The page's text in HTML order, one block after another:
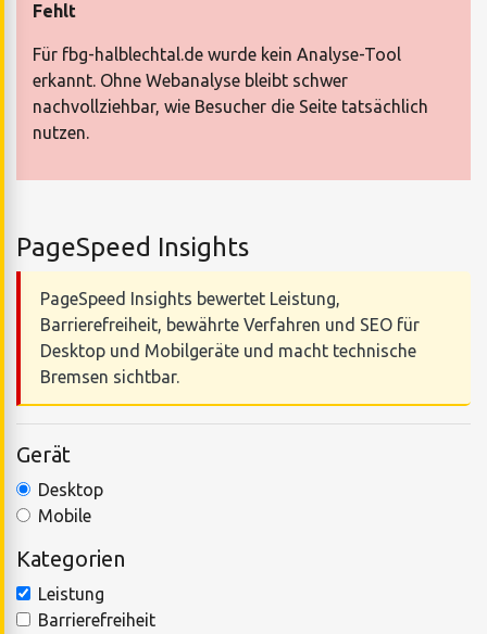
Fehlt
Für fbg-halblechtal.de wurde kein Analyse-Tool
erkannt. Ohne Webanalyse bleibt schwer
nachvollziehbar, wie Besucher die Seite tatsächlich
nutzen.
PageSpeed Insights
PageSpeed Insights bewertet Leistung,
Barrierefreiheit, bewährte Verfahren und SEO für
Desktop und Mobilgeräte und macht technische
Bremsen sichtbar.
Gerät
Desktop
Mobile
Kategorien
Leistung
Barrierefreiheit